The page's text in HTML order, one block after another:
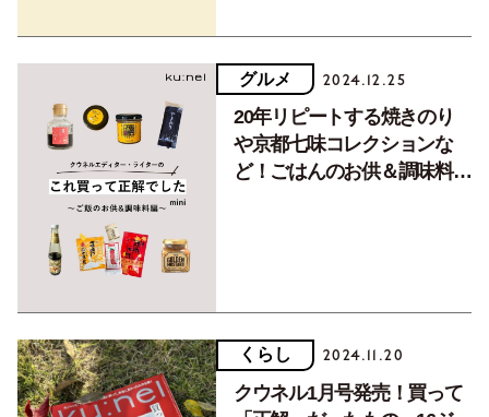
グルメ 2024.12.25
20年リピートする焼きのり
や京都七味コレクションな
ど！ごはんのお供＆調味料編
くらし 2024.11.20
クウネル1月号発売！買って